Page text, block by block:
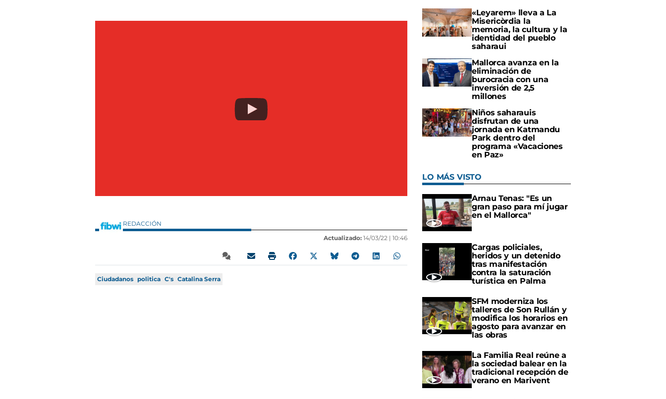
REDACCIÓN
Actualizado: 14/03/22 | 10:46
Ciudadanos politica C's Catalina Serra
«Leyarem» lleva a La
Misericòrdia la
memoria, la cultura y la
identidad del pueblo
saharaui
Mallorca avanza en la
eliminación de
burocracia con una
inversión de 2,5
millones
Niños saharauis
disfrutan de una
jornada en Katmandu
Park dentro del
programa «Vacaciones
en Paz»
LO MÁS VISTO
Arnau Tenas: "Es un
gran paso para mí jugar
en el Mallorca"
Cargas policiales,
heridos y un detenido
tras manifestación
contra la saturación
turística en Palma
SFM moderniza los
talleres de Son Rullán y
modifica los horarios en
agosto para avanzar en
las obras
La Familia Real reúne a
la sociedad balear en la
tradicional recepción de
verano en Marivent